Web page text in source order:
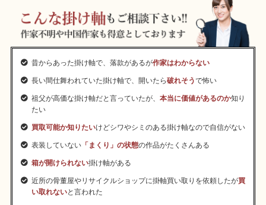
昔からあった掛け軸で、落款があるが作家はわからない
長い間仕舞われていた掛け軸で、開いたら破れそうで怖い
祖父が高価な掛け軸だと言っていたが、 本当に価値があるのか知り
たい
買取可能か知りたいけどシワやシミのある掛け軸なので自信がない
表装していない「まくり」の状態の作品がたくさんある
箱が開けられない掛け軸がある
近所の骨董屋やリサイクルショップに掛軸買い取りを依頼したが買
い取れないと言われた